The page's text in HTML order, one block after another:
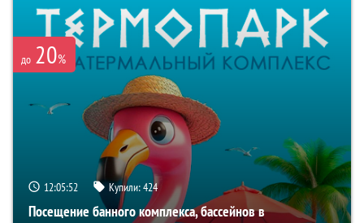
до 20%
12:05:50 Купили:424
Посещение банного комплекса, бассейнов в